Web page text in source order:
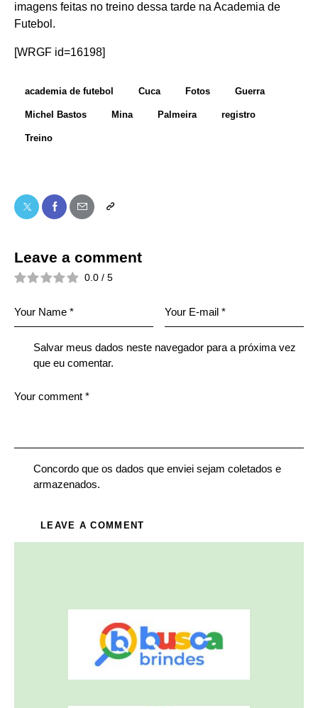
imagens feitas no treino dessa tarde na Academia de
Futebol.
[WRGF id=16198]
academia de futebol Cuca Fotos Guerra
Michel Bastos Mina Palmeira registro
Treino
Leave a comment
0.0 / 5
Salvar meus dados neste navegador para a próxima vez
que eu comentar.
Concordo que os dados que enviei sejam coletados e
armazenados.